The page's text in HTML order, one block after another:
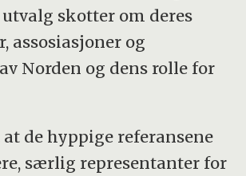
skotter om deres
assosiasjoner og
Norden og dens rolle for
de hyppige referansene
særlig representanter for